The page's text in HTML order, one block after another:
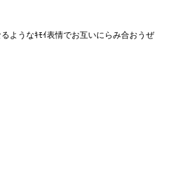
ようなｷﾓｲ表情でお互いにらみ合おうぜ